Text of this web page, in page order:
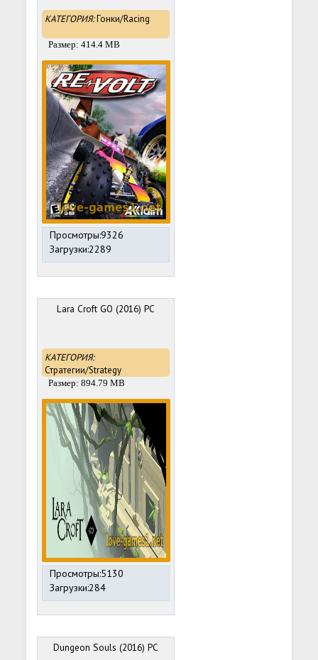
КАТЕГОРИЯ:Гонки/Racing
Размер: 414.4 MB
Просмотры:9326
Загрузки:2289
Lara Croft GO (2016) PC
КАТЕГОРИЯ:
Стратегии/Strategy
Размер: 894.79 MB
Просмотры:5130
Загрузки:284
Dungeon Souls (2016) PC